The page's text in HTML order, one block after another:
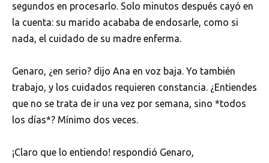
segundos en procesarlo. Solo minutos después cayó en
la cuenta: su marido acababa de endosarle, como si
nada, el cuidado de su madre enferma.
Genaro, ¿en serio? dijo Ana en voz baja. Yo también
trabajo, y los cuidados requieren constancia. ¿Entiendes
que no se trata de ir una vez por semana, sino *todos
los días*? Mínimo dos veces.
¡Claro que lo entiendo! respondió Genaro,